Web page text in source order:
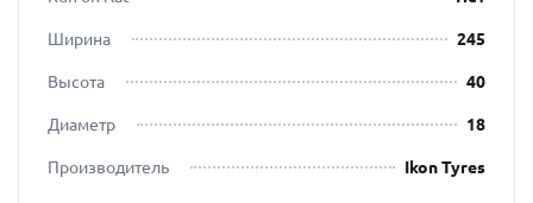
Ширина
245
Высота
40
Диаметр
18
Производитель
Ikon Tyres